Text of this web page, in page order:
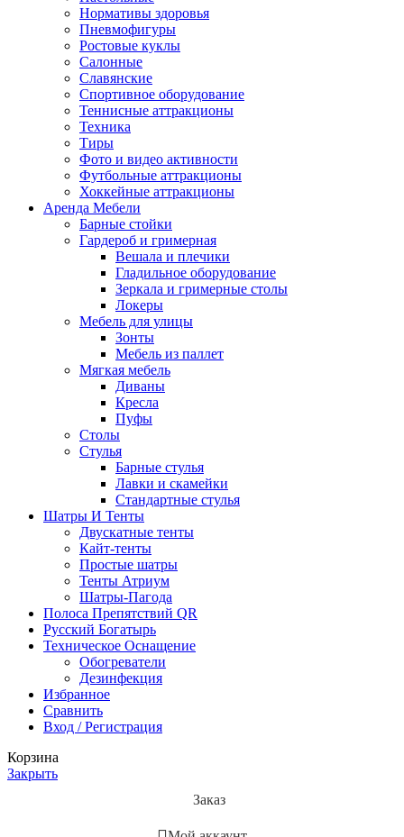
Нормативы здоровья
Пневмофигуры
Ростовые куклы
Салонные
Славянские
Спортивное оборудование
Теннисные аттракционы
Техника
Тиры
Фото и видео активности
Футбольные аттракционы
Хоккейные аттракционы
Аренда Мебели
Барные стойки
Гардероб и гримерная
Вешала и плечики
Гладильное оборудование
Зеркала и гримерные столы
Локеры
Мебель для улицы
Зонты
Мебель из паллет
Мягкая мебель
Диваны
Кресла
Пуфы
Столы
Стулья
Барные стулья
Лавки и скамейки
Стандартные стулья
Шатры И Тенты
Двускатные тенты
Кайт-тенты
Простые шатры
Тенты Атриум
Шатры-Пагода
Полоса Препятствий QR
Русский Богатырь
Техническое Оснащение
Обогреватели
Дезинфекция
Избранное
Сравнить
Вход / Регистрация
Корзина
Закрыть
Заказ